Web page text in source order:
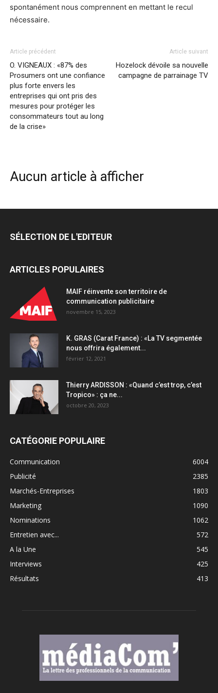
spontanément nous comprennent en mettant le recul
nécessaire.
Article précédent
O. VIGNEAUX : «87% des
Prosumers ont une confiance
plus forte envers les
entreprises qui ont pris des
mesures pour protéger les
consommateurs tout au long
de la crise»
Article suivant
Hozelock dévoile sa nouvelle
campagne de parrainage TV
Aucun article à afficher
SÉLECTION DE L'EDITEUR
ARTICLES POPULAIRES
MAIF réinvente son territoire de
communication publicitaire
novembre 15, 2023
K. GRAS (Carat France) : «La TV segmentée
nous offrira également...
février 12, 2021
Thierry ARDISSON : «Quand c’est trop, c’est
Tropico» : ça ne...
octobre 20, 2023
CATÉGORIE POPULAIRE
Communication
6004
Publicité
2385
Marchés-Entreprises
1803
Marketing
1090
Nominations
1062
Entretien avec...
572
A la Une
545
Interviews
425
Résultats
413